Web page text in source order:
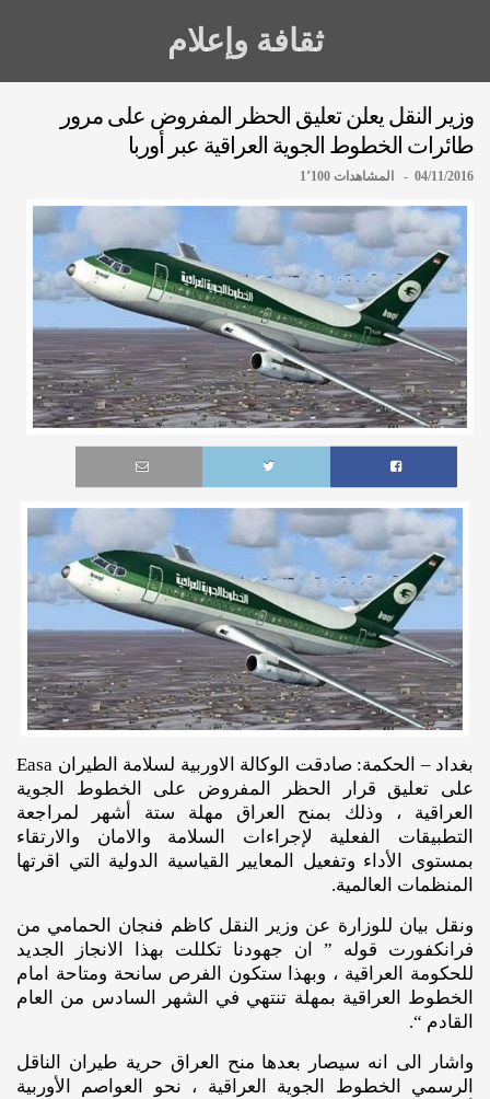
ثقافة وإعلام
وزير النقل يعلن تعليق الحظر المفروض على مرور
طائرات الخطوط الجوية العراقية عبر أوربا
04/11/2016 - المشاهدات 1٬100
بغداد – الحكمة: صادقت الوكالة الاوربية لسلامة الطيران Easa
على تعليق قرار الحظر المفروض على الخطوط الجوية
العراقية ، وذلك بمنح العراق مهلة ستة أشهر لمراجعة
التطبيقات الفعلية لإجراءات السلامة والامان والارتقاء
بمستوى الأداء وتفعيل المعايير القياسية الدولية التي اقرتها
المنظمات العالمية.
ونقل بيان للوزارة عن وزير النقل كاظم فنجان الحمامي من
فرانكفورت قوله ” ان جهودنا تكللت بهذا الانجاز الجديد
للحكومة العراقية ، وبهذا ستكون الفرص سانحة ومتاحة امام
الخطوط العراقية بمهلة تنتهي في الشهر السادس من العام
القادم “.
واشار الى انه سيصار بعدها منح العراق حرية طيران الناقل
الرسمي الخطوط الجوية العراقية ، نحو العواصم الأوربية